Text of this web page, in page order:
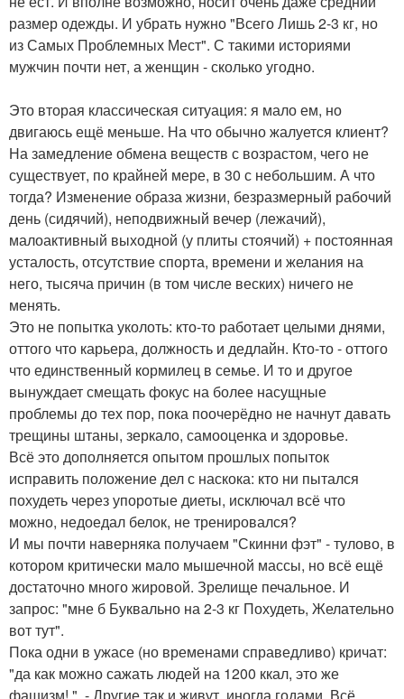
размер одежды. И убрать нужно "Всего Лишь 2-3 кг, но
из Самых Проблемных Мест". С такими историями
мужчин почти нет, а женщин - сколько угодно.
Это вторая классическая ситуация: я мало ем, но
двигаюсь ещё меньше. На что обычно жалуется клиент?
На замедление обмена веществ с возрастом, чего не
существует, по крайней мере, в 30 с небольшим. А что
тогда? Изменение образа жизни, безразмерный рабочий
день (сидячий), неподвижный вечер (лежачий),
малоактивный выходной (у плиты стоячий) + постоянная
усталость, отсутствие спорта, времени и желания на
него, тысяча причин (в том числе веских) ничего не
менять.
Это не попытка уколоть: кто-то работает целыми днями,
оттого что карьера, должность и дедлайн. Кто-то - оттого
что единственный кормилец в семье. И то и другое
вынуждает смещать фокус на более насущные
проблемы до тех пор, пока поочерёдно не начнут давать
трещины штаны, зеркало, самооценка и здоровье.
Всё это дополняется опытом прошлых попыток
исправить положение дел с наскока: кто ни пытался
похудеть через упоротые диеты, исключал всё что
можно, недоедал белок, не тренировался?
И мы почти наверняка получаем "Скинни фэт" - тулово, в
котором критически мало мышечной массы, но всё ещё
достаточно много жировой. Зрелище печальное. И
запрос: "мне б Буквально на 2-3 кг Похудеть, Желательно
вот тут".
Пока одни в ужасе (но временами справедливо) кричат:
"да как можно сажать людей на 1200 ккал, это же